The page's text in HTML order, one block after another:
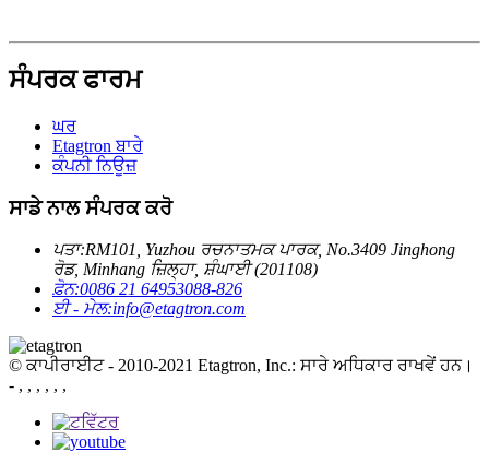
ਸੰਪਰਕ ਫਾਰਮ
ਘਰ
Etagtron ਬਾਰੇ
ਕੰਪਨੀ ਨਿਊਜ਼
ਸਾਡੇ ਨਾਲ ਸੰਪਰਕ ਕਰੋ
ਪਤਾ:RM101, Yuzhou ਰਚਨਾਤਮਕ ਪਾਰਕ, ​​No.3409 Jinghong
ਰੋਡ, Minhang ਜ਼ਿਲ੍ਹਾ, ਸ਼ੰਘਾਈ (201108)
ਫ਼ੋਨ:0086 21 64953088-826
ਈ - ਮੇਲ:info@etagtron.com
© ਕਾਪੀਰਾਈਟ - 2010-2021 Etagtron, Inc.: ਸਾਰੇ ਅਧਿਕਾਰ ਰਾਖਵੇਂ ਹਨ।
- , , , , , ,